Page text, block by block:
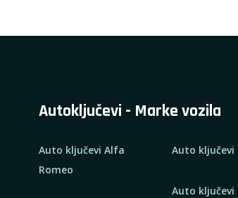
Autoključevi - Marke vozila
Auto ključevi Alfa
Romeo
Auto ključevi
Auto ključevi